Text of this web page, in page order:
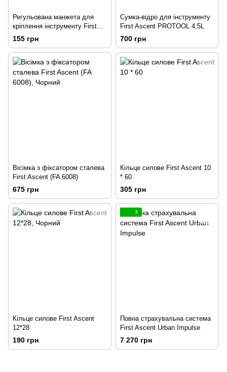
Регульована манжета для
кріплення інструменту First
Ascent
155 грн
Cумка-відро для інструменту
First Ascent PROTOOL 4,5L
700 грн
Вісімка з фіксатором сталева
First Ascent (FA 6008)
675 грн
Кільце силове First Ascent 10
* 60
305 грн
Кільце силове First Ascent
12*28
190 грн
3
Повна страхувальна система
First Ascent Urban Impulse
7 270 грн